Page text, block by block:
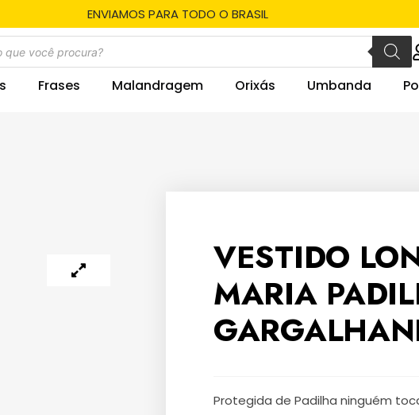
ENVIAMOS PARA TODO O BRASIL
Frases Malandragem Orixás Umbanda
VESTIDO
MARIA
Protegida de Padilha ninguém